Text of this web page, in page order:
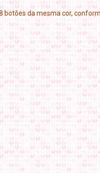
botões da mesma cor,